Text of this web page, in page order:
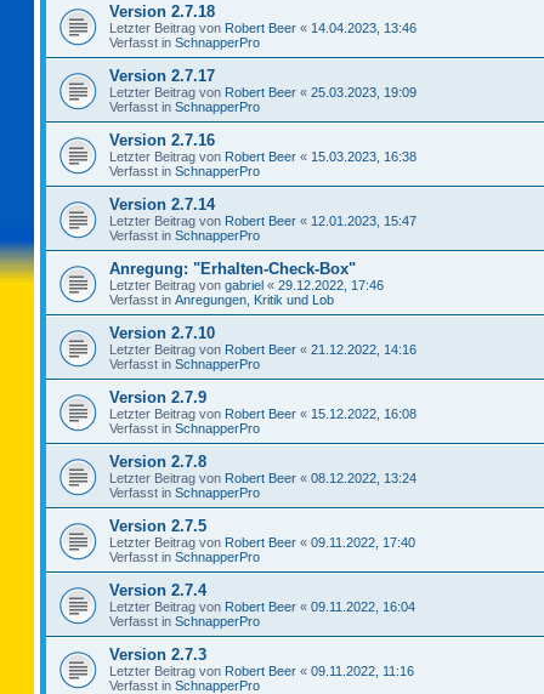
Version 2.7.18
Letzter Beitrag von Robert Beer « 14.04.2023, 13:46
Verfasst in SchnapperPro
Version 2.7.17
Letzter Beitrag von Robert Beer « 25.03.2023, 19:09
Verfasst in SchnapperPro
Version 2.7.16
Letzter Beitrag von Robert Beer « 15.03.2023, 16:38
Verfasst in SchnapperPro
Version 2.7.14
Letzter Beitrag von Robert Beer « 12.01.2023, 15:47
Verfasst in SchnapperPro
Anregung: "Erhalten-Check-Box"
Letzter Beitrag von gabriel « 29.12.2022, 17:46
Verfasst in Anregungen, Kritik und Lob
Version 2.7.10
Letzter Beitrag von Robert Beer « 21.12.2022, 14:16
Verfasst in SchnapperPro
Version 2.7.9
Letzter Beitrag von Robert Beer « 15.12.2022, 16:08
Verfasst in SchnapperPro
Version 2.7.8
Letzter Beitrag von Robert Beer « 08.12.2022, 13:24
Verfasst in SchnapperPro
Version 2.7.5
Letzter Beitrag von Robert Beer « 09.11.2022, 17:40
Verfasst in SchnapperPro
Version 2.7.4
Letzter Beitrag von Robert Beer « 09.11.2022, 16:04
Verfasst in SchnapperPro
Version 2.7.3
Letzter Beitrag von Robert Beer « 09.11.2022, 11:16
Verfasst in SchnapperPro